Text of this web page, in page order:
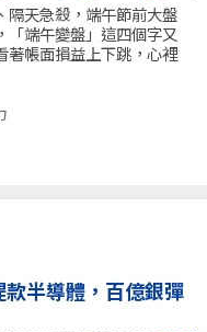
隔天急殺，端午節前大盤
「端午變盤」這四個字又
著帳面損益上下跳，心裡
半導體，百億銀彈